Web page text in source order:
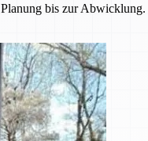
bis zur